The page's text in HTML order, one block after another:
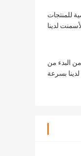
للمنتجات
من البدء من